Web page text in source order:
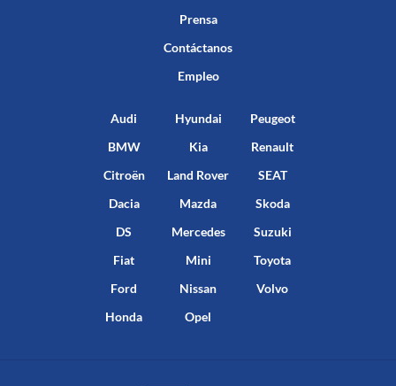
Prensa
Contáctanos
Empleo
Audi
BMW
Citroën
Dacia
DS
Fiat
Ford
Honda
Hyundai
Kia
Land Rover
Mazda
Mercedes
Mini
Nissan
Opel
Peugeot
Renault
SEAT
Skoda
Suzuki
Toyota
Volvo